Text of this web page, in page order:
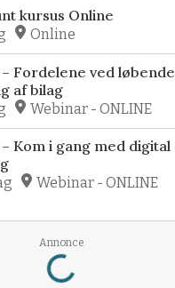
kursus Online
Online
Fordelene ved løbende
af bilag
Webinar - ONLINE
Kom i gang med digital
Webinar - ONLINE
Annonce
Loading...